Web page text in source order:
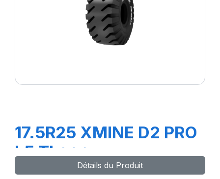
17.5R25 XMINE D2 PRO
L5 TL***
Détails du Produit